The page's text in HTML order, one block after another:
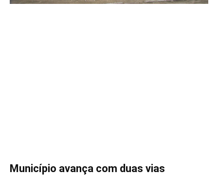
Município avança com duas vias